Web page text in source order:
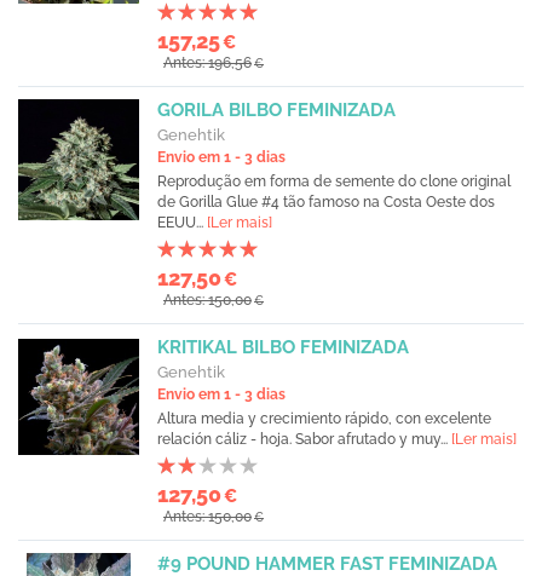
157,25€
Antes: 196,56€
GORILA BILBO FEMINIZADA
Genehtik
Envio em 1 - 3 dias
Reprodução em forma de semente do clone original
de Gorilla Glue #4 tão famoso na Costa Oeste dos
EEUU... [Ler mais]
127,50€
Antes: 150,00€
KRITIKAL BILBO FEMINIZADA
Genehtik
Envio em 1 - 3 dias
Altura media y crecimiento rápido, con excelente
relación cáliz - hoja. Sabor afrutado y muy... [Ler mais]
127,50€
Antes: 150,00€
#9 POUND HAMMER FAST FEMINIZADA